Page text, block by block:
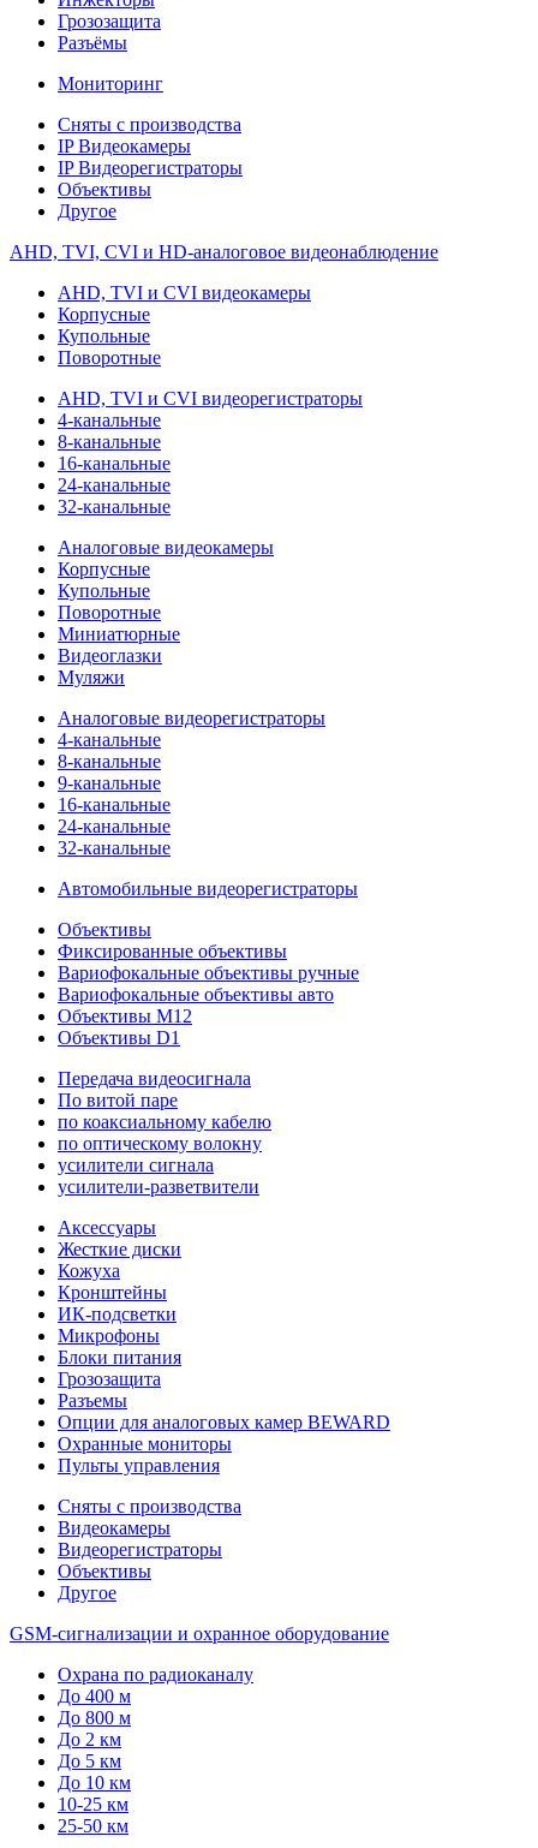
Грозозащита
Разъёмы
Мониторинг
Сняты с производства
IP Видеокамеры
IP Видеорегистраторы
Объективы
Другое
AHD, TVI, CVI и HD-аналоговое видеонаблюдение
AHD, TVI и CVI видеокамеры
Корпусные
Купольные
Поворотные
AHD, TVI и CVI видеорегистраторы
4-канальные
8-канальные
16-канальные
24-канальные
32-канальные
Аналоговые видеокамеры
Корпусные
Купольные
Поворотные
Миниатюрные
Видеоглазки
Муляжи
Аналоговые видеорегистраторы
4-канальные
8-канальные
9-канальные
16-канальные
24-канальные
32-канальные
Автомобильные видеорегистраторы
Объективы
Фиксированные объективы
Вариофокальные объективы ручные
Вариофокальные объективы авто
Объективы M12
Объективы D1
Передача видеосигнала
По витой паре
по коаксиальному кабелю
по оптическому волокну
усилители сигнала
усилители-разветвители
Аксессуары
Жесткие диски
Кожуха
Кронштейны
ИК-подсветки
Микрофоны
Блоки питания
Грозозащита
Разъемы
Опции для аналоговых камер BEWARD
Охранные мониторы
Пульты управления
Сняты с производства
Видеокамеры
Видеорегистраторы
Объективы
Другое
GSM-сигнализации и охранное оборудование
Охрана по радиоканалу
До 400 м
До 800 м
До 2 км
До 5 км
До 10 км
10-25 км
25-50 км